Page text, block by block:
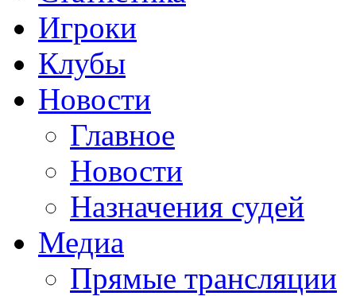
Игроки
Клубы
Новости
Главное
Новости
Назначения судей
Медиа
Прямые трансляции